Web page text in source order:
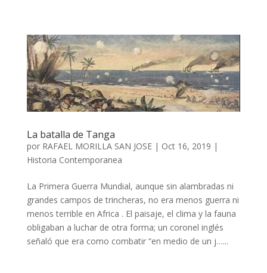
La batalla de Tanga
por RAFAEL MORILLA SAN JOSE| Oct 16, 2019 |
Historia Contemporanea
La Primera Guerra Mundial, aunque sin alambradas ni
grandes campos de trincheras, no era menos guerra ni
menos terrible en Africa . El paisaje, el clima y la fauna
obligaban a luchar de otra forma; un coronel inglés
señaló que era como combatir “en medio de un j…...